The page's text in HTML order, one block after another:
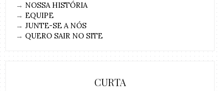
→ NOSSA HISTÓRIA
→ EQUIPE
→JUNTE-SE A NÓS
→ QUERO SAIR NO SITE
CURTA